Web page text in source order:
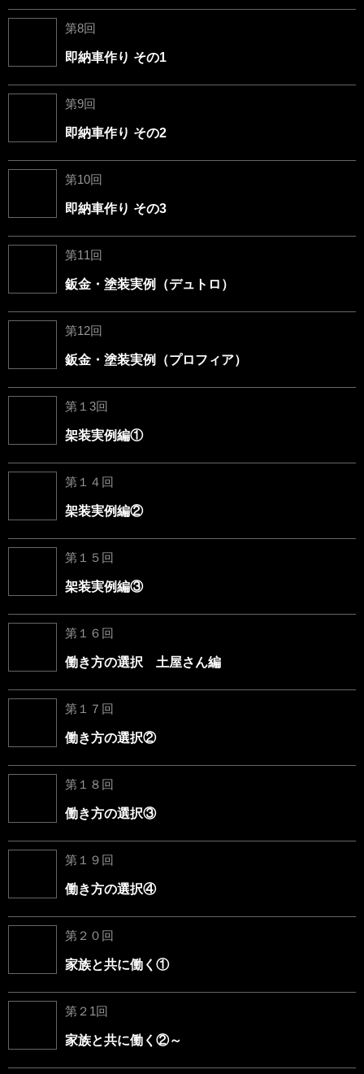
第8回
即納車作り その1
第9回
即納車作り その2
第10回
即納車作り その3
第11回
鈑金・塗装実例（デュトロ）
第12回
鈑金・塗装実例（プロフィア）
第１3回
架装実例編①
第１４回
架装実例編②
第１５回
架装実例編③
第１６回
働き方の選択 土屋さん編
第１７回
働き方の選択②
第１８回
働き方の選択③
第１９回
働き方の選択④
第２０回
家族と共に働く①
第２1回
家族と共に働く②～